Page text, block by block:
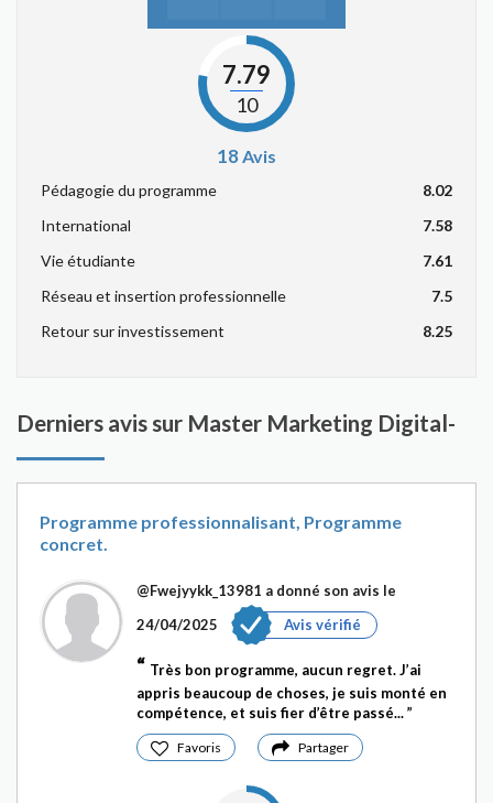
7.79
10
18Avis
Pédagogie du programme
8.02
International
7.58
Vie étudiante
7.61
Réseau et insertion professionnelle
7.5
Retour sur investissement
8.25
Derniers avis sur Master Marketing Digital-
Programme professionnalisant, Programme
concret.
@Fwejyykk_13981 a donné son avis le
24/04/2025
Avis vérifié
Très bon programme, aucun regret. J’ai
appris beaucoup de choses, je suis monté en
compétence, et suis fier d’être passé...
Favoris Partager